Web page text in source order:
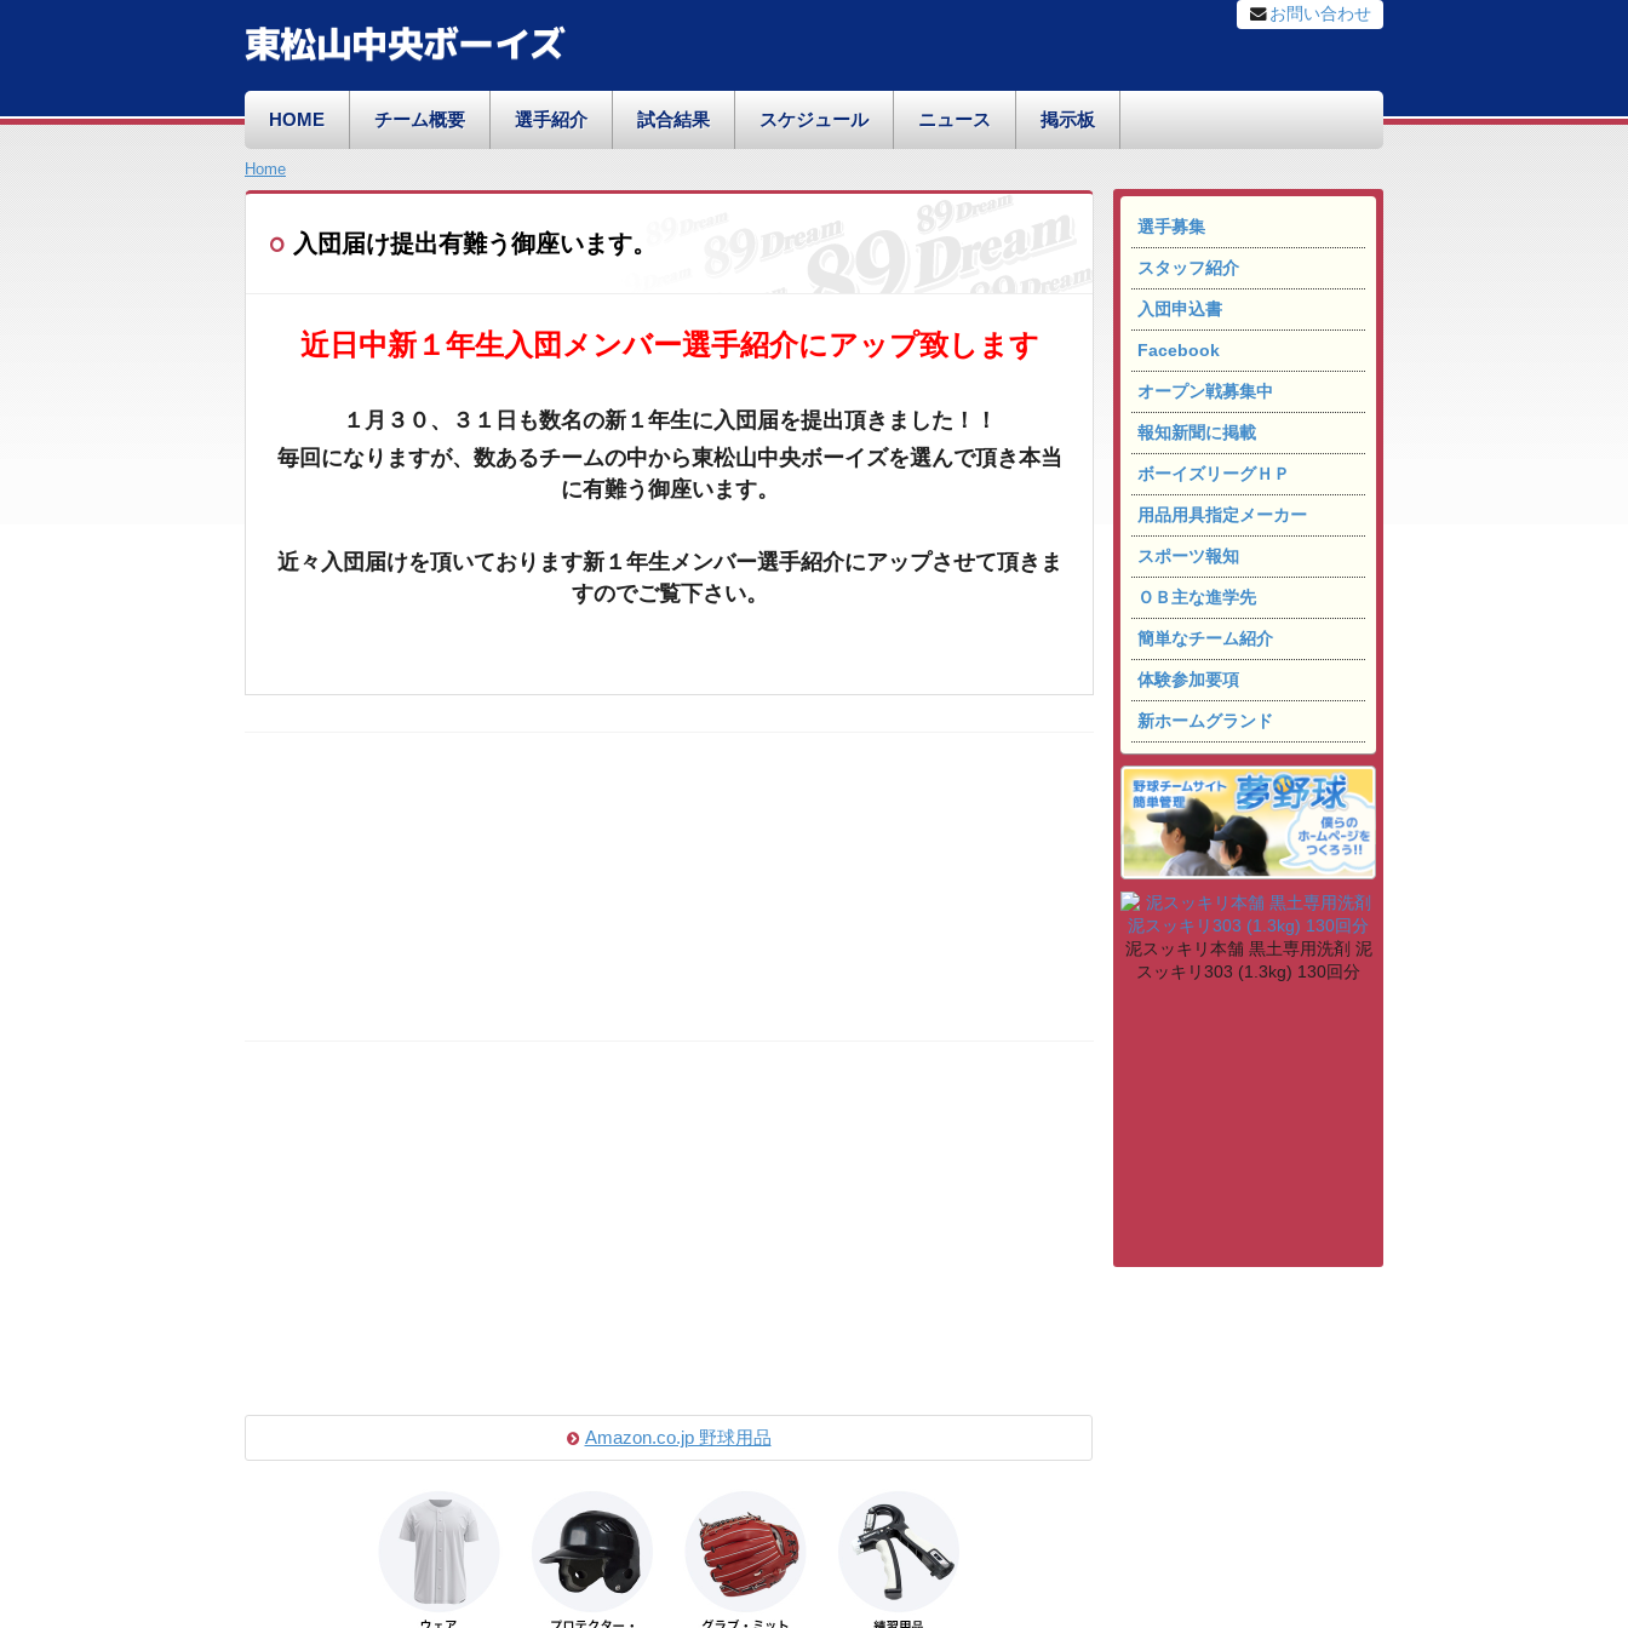
東松山中央ボーイズ
お問い合わせ
HOME チーム概要 選手紹介 試合結果 スケジュール ニュース 掲示板
選手募集
スタッフ紹介
入団申込書
Facebook
オープン戦募集中
報知新聞に掲載
ボーイズリーグＨＰ
用品用具指定メーカー
スポーツ報知
ＯＢ主な進学先
簡単なチーム紹介
体験参加要項
新ホームグランド
泥スッキリ本舗 黒土専用洗剤 泥
スッキリ303 (1.3kg) 130回分
Home
入団届け提出有難う御座います。
近日中新１年生入団メンバー選手紹介にアップ致します
１月３０、３１日も数名の新１年生に入団届を提出頂きました！！
毎回になりますが、数あるチームの中から東松山中央ボーイズを選んで頂き本当
に有難う御座います。
近々入団届けを頂いております新１年生メンバー選手紹介にアップさせて頂きま
すのでご覧下さい。
Amazon.co.jp 野球用品